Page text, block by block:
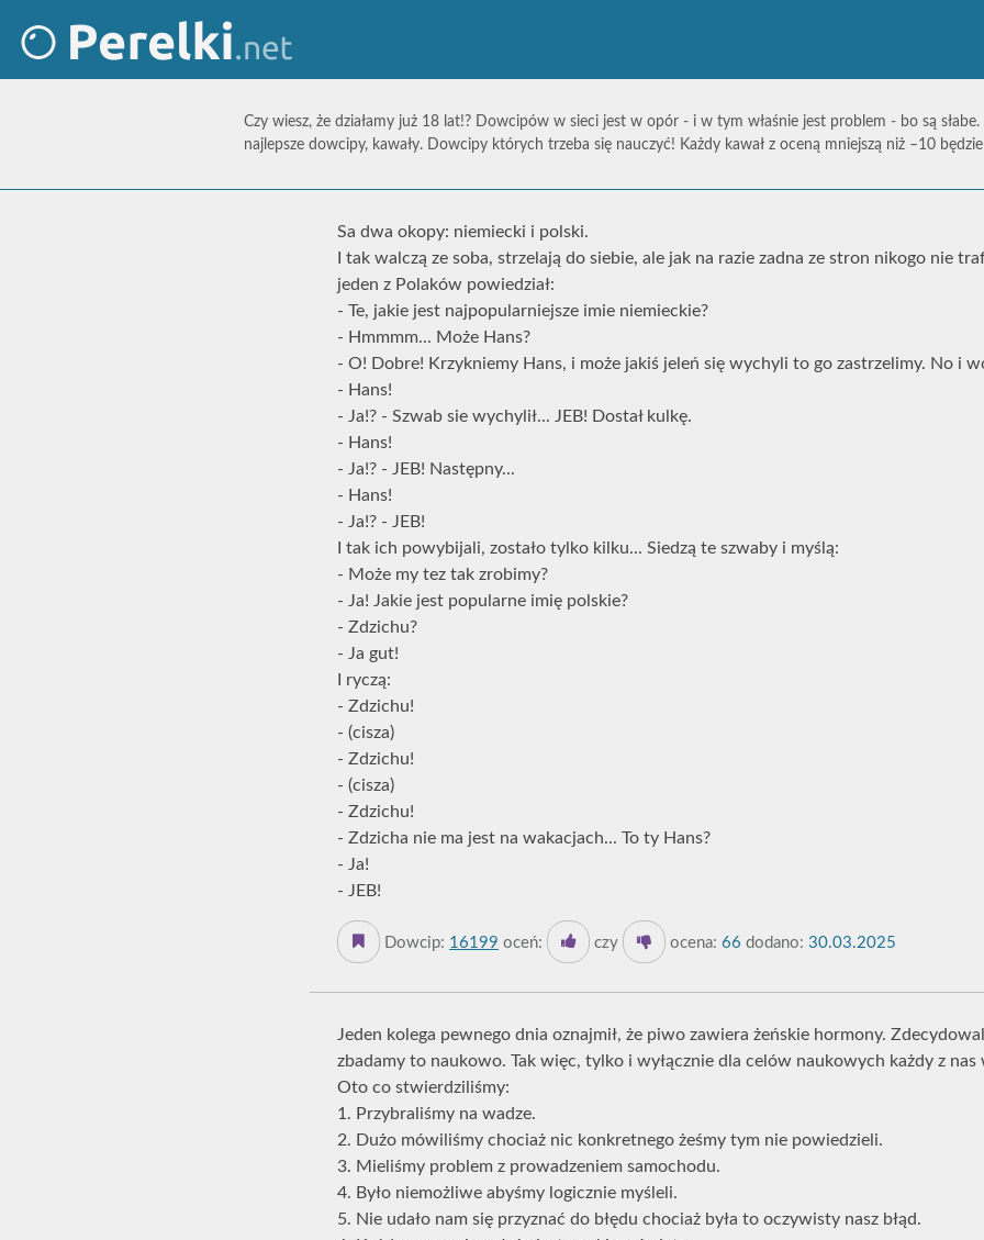
Czy wiesz, że działamy już 18 lat!? Dowcipów w sieci jest w opór - i w tym właśnie jest problem - bo są
najlepsze dowcipy, kawały. Dowcipy których trzeba się nauczyć! Każdy kawał z oceną mniejszą niż –10
Sa dwa okopy: niemiecki i polski.
I tak walczą ze soba, strzelają do siebie, ale jak na razie zadna ze stron nikogo nie
jeden z Polaków powiedział:
- Te, jakie jest najpopularniejsze imie niemieckie?
- Hmmmm... Może Hans?
- O! Dobre! Krzykniemy Hans, i może jakiś jeleń się wychyli to go zastrzelimy. No i
- Hans!
- Ja!? - Szwab sie wychylił... JEB! Dostał kulkę.
- Hans!
- Ja!? - JEB! Następny...
- Hans!
- Ja!? - JEB!
I tak ich powybijali, zostało tylko kilku... Siedzą te szwaby i myślą:
- Może my tez tak zrobimy?
- Ja! Jakie jest popularne imię polskie?
- Zdzichu?
- Ja gut!
I ryczą:
- Zdzichu!
- (cisza)
- Zdzichu!
- (cisza)
- Zdzichu!
- Zdzicha nie ma jest na wakacjach... To ty Hans?
- Ja!
- JEB!
Dowcip: 16199 oceń: czy ocena: 66 dodano: 30.03.2025
Jeden kolega pewnego dnia oznajmił, że piwo zawiera żeńskie hormony.
zbadamy to naukowo. Tak więc, tylko i wyłącznie dla celów naukowych każdy z nas
Oto co stwierdziliśmy:
1. Przybraliśmy na wadze.
2. Dużo mówiliśmy chociaż nic konkretnego żeśmy tym nie powiedzieli.
3. Mieliśmy problem z prowadzeniem samochodu.
4. Było niemożliwe abyśmy logicznie myśleli.
5. Nie udało nam się przyznać do błędu chociaż była to oczywisty nasz błąd.